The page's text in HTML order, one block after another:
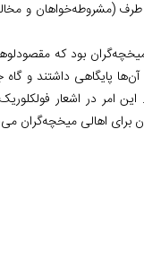
طرف (مشروطه‌خواهان و
بود که
پایگاهی داشتند و
امر در اشعار
برای اهالی میخچه‌گران